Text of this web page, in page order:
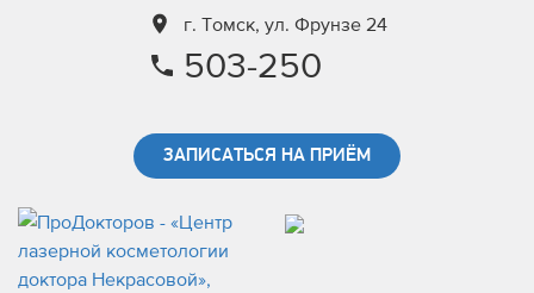
г. Томск, ул. Фрунзе 24
503-250
ЗАПИСАТЬСЯ НА ПРИЁМ